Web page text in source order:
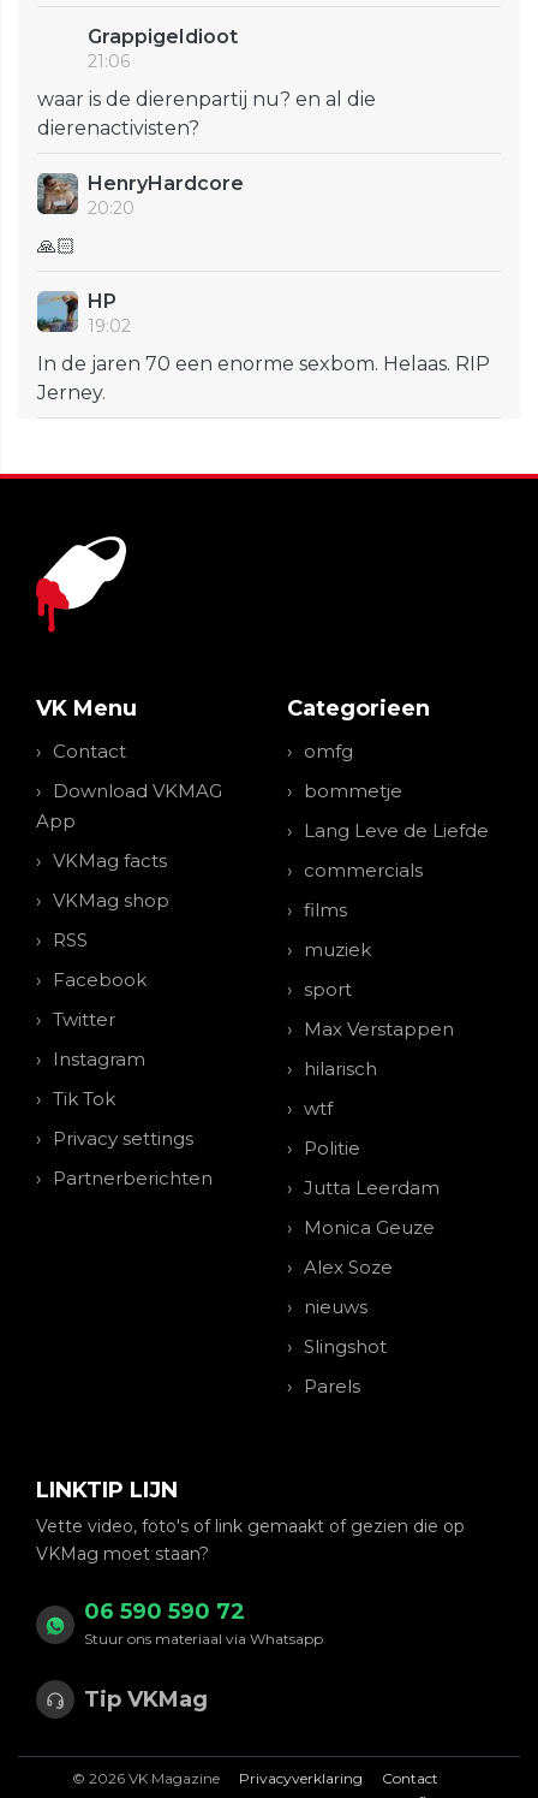
GrappigeIdioot
21:06
waar is de dierenpartij nu? en al die
dierenactivisten?
HenryHardcore
20:20
🙏🏻
HP
19:02
In de jaren 70 een enorme sexbom. Helaas. RIP
Jerney.
VK Menu
Contact
Download VKMAG
App
VKMag facts
VKMag shop
RSS
Facebook
Twitter
Instagram
Tik Tok
Privacy settings
Partnerberichten
Categorieen
omfg
bommetje
Lang Leve de Liefde
commercials
films
muziek
sport
Max Verstappen
hilarisch
wtf
Politie
Jutta Leerdam
Monica Geuze
Alex Soze
nieuws
Slingshot
Parels
LINKTIP LIJN
Vette video, foto's of link gemaakt of gezien die op
VKMag moet staan?
06 590 590 72
Stuur ons materiaal via Whatsapp
Tip VKMag
© 2026 VK Magazine Privacyverklaring
Contact